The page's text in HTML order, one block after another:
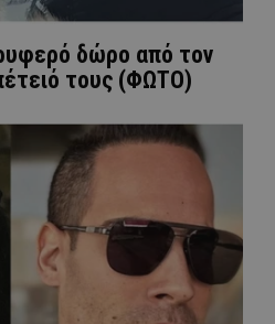
δώρο από τον
τους (ΦΩΤΟ)